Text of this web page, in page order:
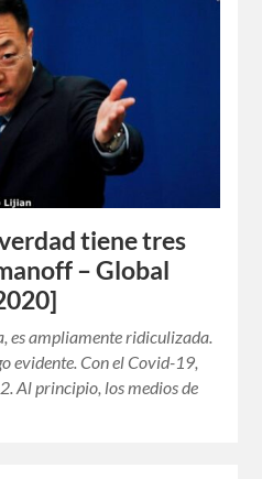
tiene tres
– Global
es ampliamente ridiculizada.
evidente. Con el Covid-19,
Al principio, los medios de